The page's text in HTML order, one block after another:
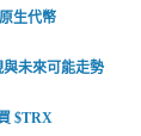
生代幣
未來可能走勢
$TRX